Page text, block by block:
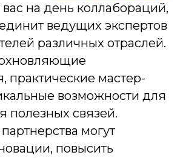
на день коллабораций,
ведущих экспертов
различных отраслей.
практические мастер-
возможности для
полезных связей.
могут
повысить